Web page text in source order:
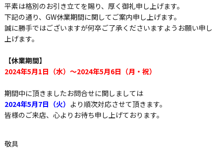
平素は格別のお引き立てを賜り、厚く御礼申し上げます。
下記の通り、GW休業期間に関してご案内申し上げます。
誠に勝手ではございますが何卒ご了承くださいますようお願い申し
上げます。
【休業期間】
2024年5月1日（水）～2024年5月6日（月・祝）
期間中に頂きましたお問合せに関しましては
2024年5月7日（火） より順次対応させて頂きます。
皆様のご来店、心よりお待ち申し上げております。
敬具